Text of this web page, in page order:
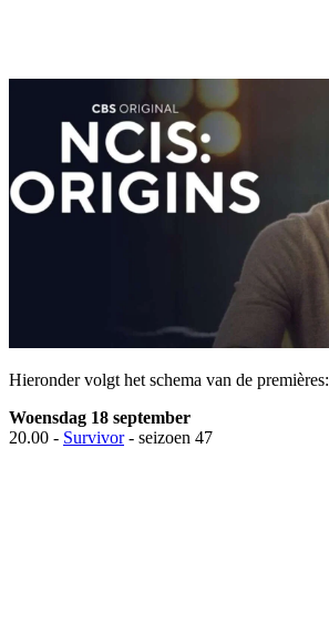
Hieronder volgt het schema van de premières:
Woensdag 18 september
20.00 - Survivor- seizoen 47